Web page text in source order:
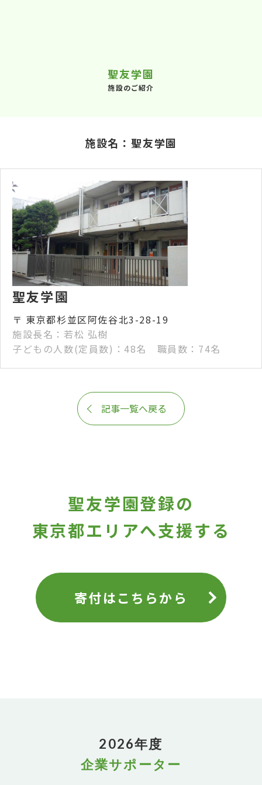
聖友学園
施設のご紹介
施設名：聖友学園
聖友学園
〒 東京都杉並区阿佐谷北3-28-19
施設長名：若松 弘樹
子どもの人数(定員数)：48名 職員数：74名
記事一覧へ戻る
聖友学園登録の
東京都エリアへ支援する
寄付はこちらから
2026年度
企業サポーター